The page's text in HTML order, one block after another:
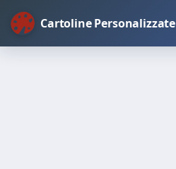
Cartoline Personalizzate